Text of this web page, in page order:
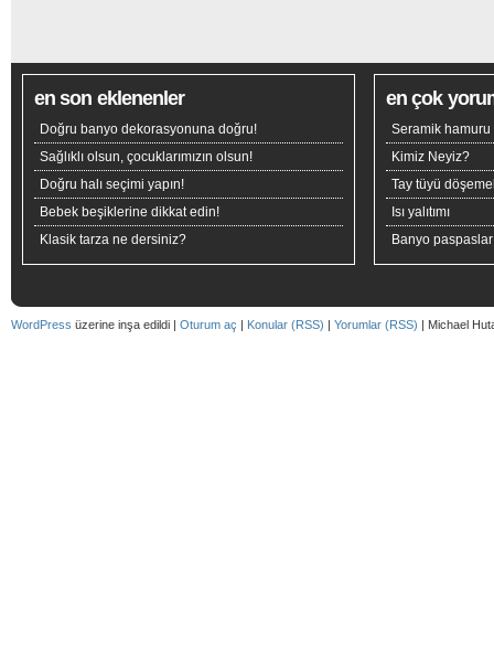
en son eklenenler
Doğru banyo dekorasyonuna doğru!
Sağlıklı olsun, çocuklarımızın olsun!
Doğru halı seçimi yapın!
Bebek beşiklerine dikkat edin!
Klasik tarza ne dersiniz?
en çok
Seramik hamuru
Kimiz Neyiz?
Tay tüyü
Isı yalıtımı
Banyo
WordPress üzerine inşa edildi | Oturum aç | Konular (RSS) | Yorumlar (RSS) | Michael